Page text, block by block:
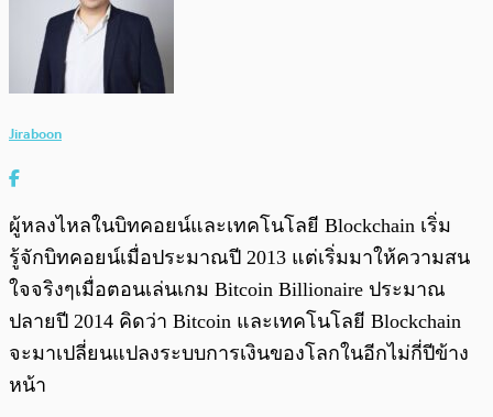
Jiraboon
ผู้หลงไหลในบิทคอยน์และเทคโนโลยี Blockchain เริ่ม
รู้จักบิทคอยน์เมื่อประมาณปี 2013 แต่เริ่มมาให้ความสน
ใจจริงๆเมื่อตอนเล่นเกม Bitcoin Billionaire ประมาณ
ปลายปี 2014 คิดว่า Bitcoin และเทคโนโลยี Blockchain
จะมาเปลี่ยนแปลงระบบการเงินของโลกในอีกไม่กี่ปีข้าง
หน้า